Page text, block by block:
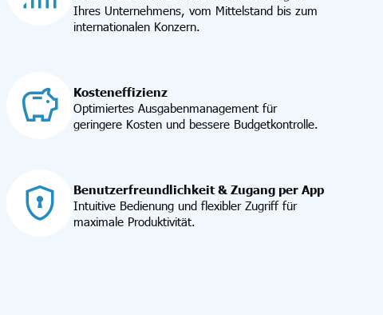
Ihres Unternehmens, vom Mittelstand bis zum
internationalen Konzern.
Kosteneffizienz
Optimiertes Ausgabenmanagement für
geringere Kosten und bessere Budgetkontrolle.
Benutzerfreundlichkeit & Zugang per App
Intuitive Bedienung und flexibler Zugriff für
maximale Produktivität.